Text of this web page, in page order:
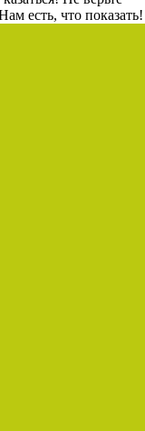
есть, что показать!